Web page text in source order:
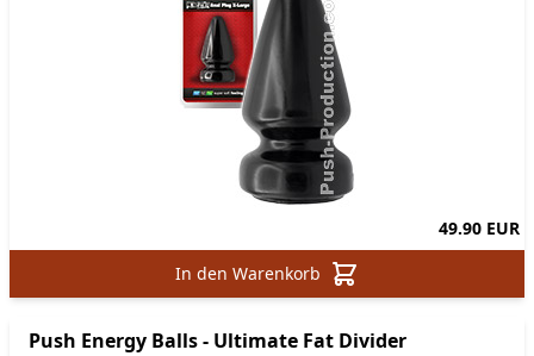
49.90 EUR
In den Warenkorb
Push Energy Balls - Ultimate Fat Divider